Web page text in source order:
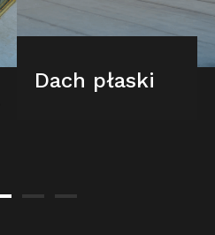
Dach płaski